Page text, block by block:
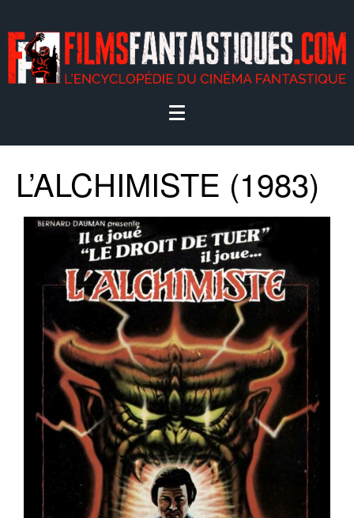
L’ALCHIMISTE (1983)